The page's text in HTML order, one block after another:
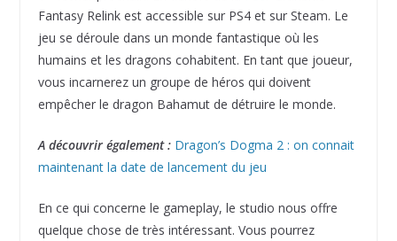
Fantasy Relink est accessible sur PS4 et sur Steam. Le
jeu se déroule dans un monde fantastique où les
humains et les dragons cohabitent. En tant que joueur,
vous incarnerez un groupe de héros qui doivent
empêcher le dragon Bahamut de détruire le monde.
A découvrir également : Dragon’s Dogma 2 : on connait
maintenant la date de lancement du jeu
En ce qui concerne le gameplay, le studio nous offre
quelque chose de très intéressant. Vous pourrez